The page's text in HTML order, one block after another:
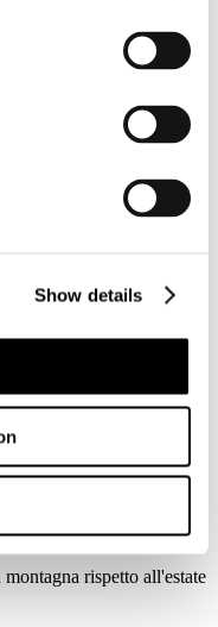
Show details
da Arival e da
nella giornata di
dall'Enav, la
luglio 2025 con 8340
rispetto all'estate